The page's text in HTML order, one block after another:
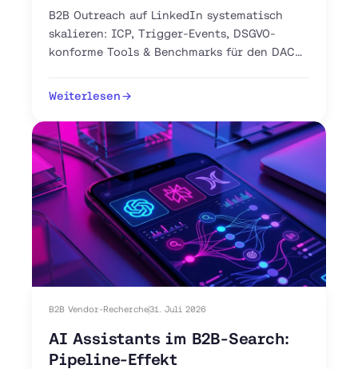
B2B Outreach auf LinkedIn systematisch
skalieren: ICP, Trigger-Events, DSGVO-
konforme Tools & Benchmarks für den DACH-
Weiterlesen
B2B Vendor-Recherche31. Juli 2026
AI Assistants im B2B-Search:
Pipeline-Effekt